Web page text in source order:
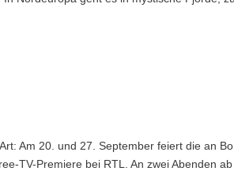
Am 20. und 27. September feiert die an
TV-Premiere bei RTL. An zwei Abenden ab